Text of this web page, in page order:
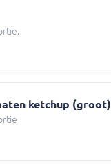
ketchup (groot)